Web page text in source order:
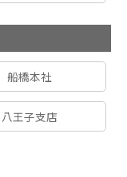
船橋本社
八王子支店